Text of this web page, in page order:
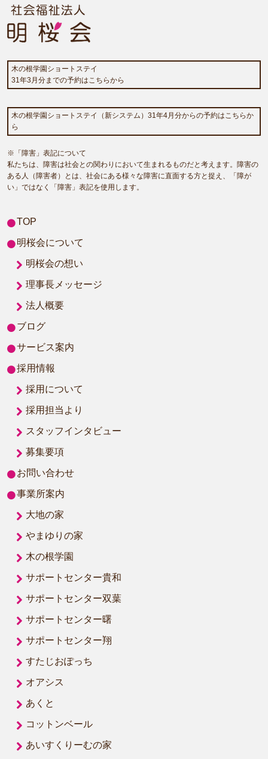
木の根学園ショートステイ
31年3月分までの予約はこちらから
木の根学園ショートステイ（新システム）31年4月分からの予約はこちらか
ら
※「障害」表記について
私たちは、障害は社会との関わりにおいて生まれるものだと考えます。障害の
ある人（障害者）とは、社会にある様々な障害に直面する方と捉え、「障が
い」ではなく「障害」表記を使用します。
TOP
明桜会について
明桜会の想い
理事長メッセージ
法人概要
ブログ
サービス案内
採用情報
採用について
採用担当より
スタッフインタビュー
募集要項
お問い合わせ
事業所案内
大地の家
やまゆりの家
木の根学園
サポートセンター貴和
サポートセンター双葉
サポートセンター曙
サポートセンター翔
すたじおぽっち
オアシス
あくと
コットンベール
あいすくりーむの家